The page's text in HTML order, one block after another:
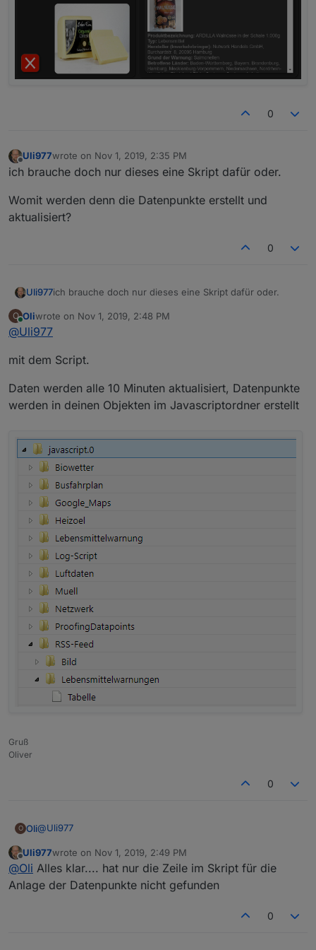
0
Offline
Uli977wrote on Nov 1, 2019, 2:35 PM
last edited by
ich brauche doch nur dieses eine Skript dafür oder.
Womit werden denn die Datenpunkte erstellt und
aktualisiert?
0
Uli977ich brauche doch nur dieses eine Skript dafür oder.
Womit werden denn die Datenpunkte erstellt und
O
Online
Oliwrote on Nov 1, 2019, 2:48 PM
last edited by
@Uli977
mit dem Script.
Daten werden alle 10 Minuten aktualisiert, Datenpunkte
werden in deinen Objekten im Javascriptordner erstellt
Gruß
Oliver
0
O Oli@Uli977
mit dem Script.
Daten werden alle 10 Minuten aktualisiert, Datenpunkte
werden in deinen Objekten im Javascriptordner erstellt
Offline
Uli977wrote on Nov 1, 2019, 2:49 PM
last edited by
@Oli Alles klar.... hat nur die Zeile im Skript für die
Anlage der Datenpunkte nicht gefunden
0